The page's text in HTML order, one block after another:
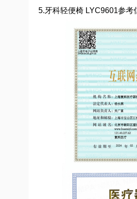
5.牙科轻便椅 LYC9601参考